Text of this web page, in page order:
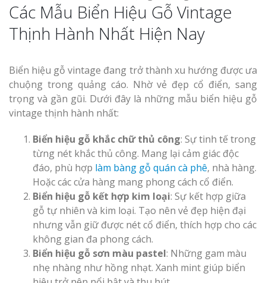
Các Mẫu Biển Hiệu Gỗ Vintage
Thịnh Hành Nhất Hiện Nay
Biển hiệu gỗ vintage đang trở thành xu hướng được ưa
chuộng trong quảng cáo. Nhờ vẻ đẹp cổ điển, sang
trọng và gần gũi. Dưới đây là những mẫu biển hiệu gỗ
vintage thịnh hành nhất:
Biển hiệu gỗ khắc chữ thủ công: Sự tinh tế trong
từng nét khắc thủ công. Mang lại cảm giác độc
đáo, phù hợp làm bàng gỗ quán cà phê, nhà hàng.
Hoặc các cửa hàng mang phong cách cổ điển.
Biển hiệu gỗ kết hợp kim loại: Sự kết hợp giữa
gỗ tự nhiên và kim loại. Tạo nên vẻ đẹp hiện đại
nhưng vẫn giữ được nét cổ điển, thích hợp cho các
không gian đa phong cách.
Biển hiệu gỗ sơn màu pastel: Những gam màu
nhẹ nhàng như hồng nhạt. Xanh mint giúp biển